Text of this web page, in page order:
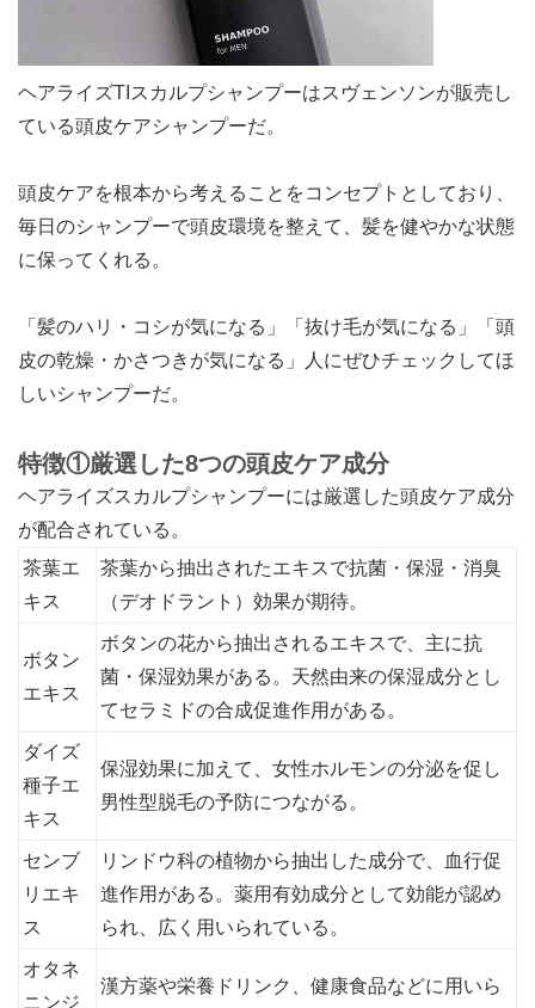
ヘアライズTIスカルプシャンプーはスヴェンソンが販売し
ている頭皮ケアシャンプーだ。
頭皮ケアを根本から考えることをコンセプトとしており、
毎日のシャンプーで頭皮環境を整えて、髪を健やかな状態
に保ってくれる。
「髪のハリ・コシが気になる」「抜け毛が気になる」「頭
皮の乾燥・かさつきが気になる」人にぜひチェックしてほ
しいシャンプーだ。
特徴①厳選した8つの頭皮ケア成分
ヘアライズスカルプシャンプーには厳選した頭皮ケア成分
が配合されている。
茶葉エ
キス
茶葉から抽出されたエキスで抗菌・保湿・消臭
（デオドラント）効果が期待。
ボタン
エキス
ボタンの花から抽出されるエキスで、主に抗
菌・保湿効果がある。天然由来の保湿成分とし
てセラミドの合成促進作用がある。
ダイズ
種子エ
キス
保湿効果に加えて、女性ホルモンの分泌を促し
男性型脱毛の予防につながる。
センブ
リエキ
ス
リンドウ科の植物から抽出した成分で、血行促
進作用がある。薬用有効成分として効能が認め
られ、広く用いられている。
オタネ
ニンジ
漢方薬や栄養ドリンク、健康食品などに用いら